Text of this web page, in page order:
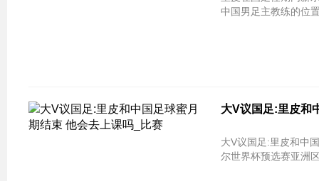
中国男足主教练的位
大V议国足:里皮和
大V议国足:里皮和中国足球蜜月期
尔世界杯预选赛亚洲